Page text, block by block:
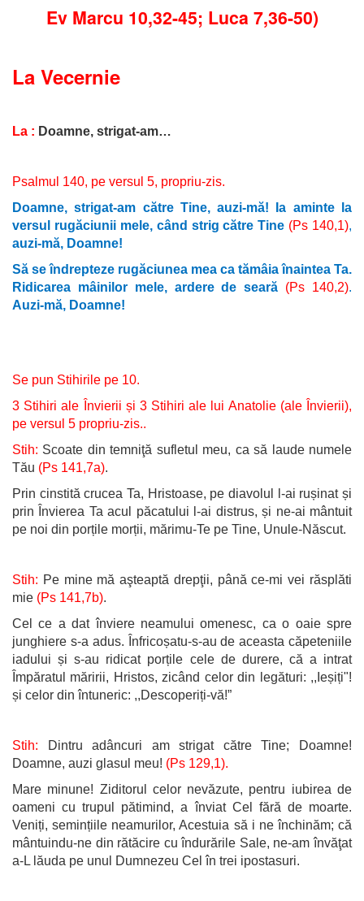
Ev Marcu 10,32-45; Luca 7,36-50)
La Vecernie
La : Doamne, strigat-am…
Psalmul 140, pe versul 5, propriu-zis.
Doamne, strigat-am către Tine, auzi-mă! Ia aminte la
versul rugăciunii mele, când strig către Tine (Ps 140,1),
auzi-mă, Doamne!
Să se îndrepteze rugăciunea mea ca tămâia înaintea Ta.
Ridicarea mâinilor mele, ardere de seară (Ps 140,2).
Auzi-mă, Doamne!
Se pun Stihirile pe 10.
3 Stihiri ale Învierii și 3 Stihiri ale lui Anatolie (ale Învierii),
pe versul 5 propriu-zis..
Stih: Scoate din temniţă sufletul meu, ca să laude numele
Tău (Ps 141,7a).
Prin cinstită crucea Ta, Hristoase, pe diavolul l-ai rușinat și
prin Învierea Ta acul păcatului l-ai distrus, și ne-ai mântuit
pe noi din porțile morții, mărimu-Te pe Tine, Unule-Născut.
Stih: Pe mine mă aşteaptă drepţii, până ce-mi vei răsplăti
mie (Ps 141,7b).
Cel ce a dat înviere neamului omenesc, ca o oaie spre
junghiere s-a adus. Înfricoșatu-s-au de aceasta căpeteniile
iadului și s-au ridicat porțile cele de durere, că a intrat
Împăratul măririi, Hristos, zicând celor din legături: ,,Ieșiți"!
și celor din întuneric: ,,Descoperiți-vă!”
Stih:
Dintru adâncuri am strigat către Tine; Doamne!
Doamne, auzi glasul meu! (Ps 129,1).
Mare minune! Ziditorul celor nevăzute, pentru iubirea de
oameni cu trupul pătimind, a înviat Cel fără de moarte.
Veniți, semințiile neamurilor, Acestuia să i ne închinăm; că
mântuindu-ne din rătăcire cu îndurările Sale, ne-am învăţat
a-L lăuda pe unul Dumnezeu Cel în trei ipostasuri.